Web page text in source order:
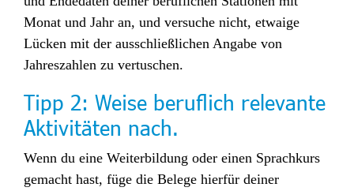
Monat und Jahr an, und versuche nicht, etwaige
Lücken mit der ausschließlichen Angabe von
Jahreszahlen zu vertuschen.
Tipp 2: Weise beruflich relevante
Aktivitäten nach.
Wenn du eine Weiterbildung oder einen Sprachkurs
gemacht hast, füge die Belege hierfür deiner